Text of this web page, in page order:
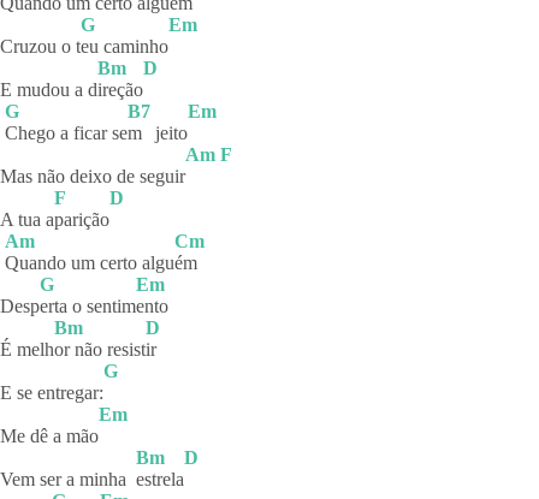
Cruzou o t
G
eu caminho
Em
E mudou a d
Bm
ireção
D
G
Chego a ficar se
B7
m
jeito
Em
Mas não deixo de seguir
Am F
A tua a
F
parição
D
Am
Quando um certo algu
Cm
ém
Desp
G
erta o sentim
Em
ento
É melh
Bm
or não resist
D
ir
E se entregar:
G
Me dê a mão
Em
Vem ser a minha
Bm
estrela
D